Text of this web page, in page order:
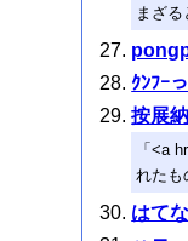
まざる
ｸﾝﾌｰ
按展
「<a
れたも
はて